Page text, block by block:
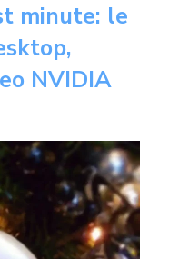
minute: le
NVIDIA